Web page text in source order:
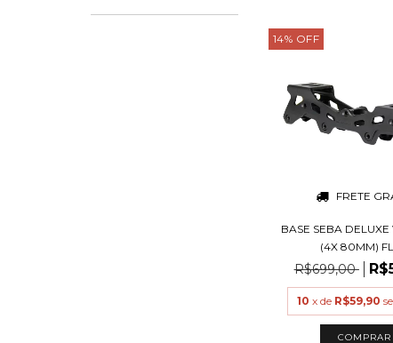
14% OFF
FRETE
BASE SEBA
(4X 80MM)
R$699,00
10 x de R$59,90
COMPRAR